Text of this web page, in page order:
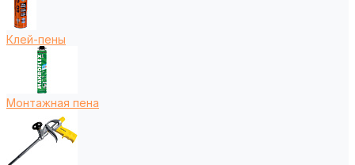
Клей-пены
Монтажная пена